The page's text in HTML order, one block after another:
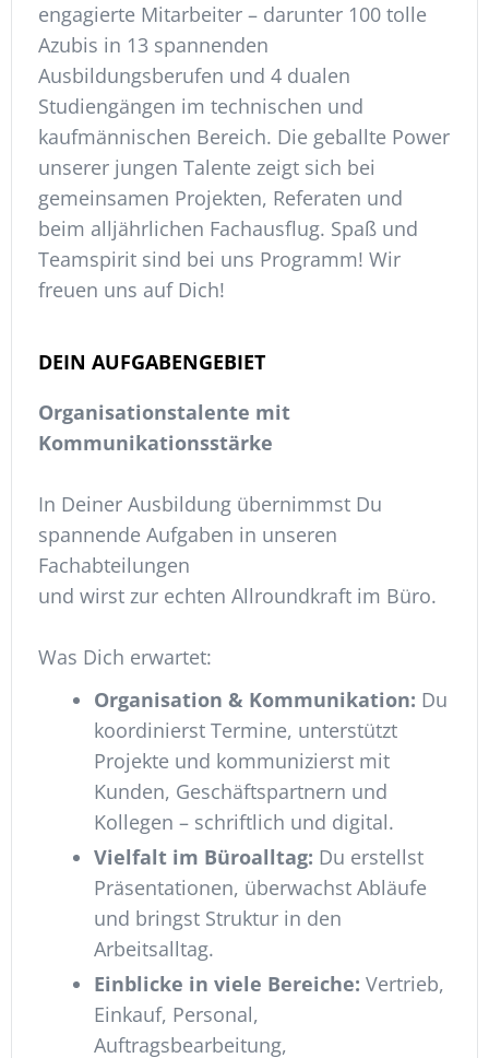
engagierte Mitarbeiter – darunter 100 tolle
Azubis in 13 spannenden
Ausbildungsberufen und 4 dualen
Studiengängen im technischen und
kaufmännischen Bereich. Die geballte Power
unserer jungen Talente zeigt sich bei
gemeinsamen Projekten, Referaten und
beim alljährlichen Fachausflug. Spaß und
Teamspirit sind bei uns Programm! Wir
freuen uns auf Dich!
DEIN AUFGABENGEBIET
Organisationstalente mit
Kommunikationsstärke
In Deiner Ausbildung übernimmst Du
spannende Aufgaben in unseren
Fachabteilungen
und wirst zur echten Allroundkraft im Büro.
Was Dich erwartet:
Organisation & Kommunikation: Du
koordinierst Termine, unterstützt
Projekte und kommunizierst mit
Kunden, Geschäftspartnern und
Kollegen – schriftlich und digital.
Vielfalt im Büroalltag: Du erstellst
Präsentationen, überwachst Abläufe
und bringst Struktur in den
Arbeitsalltag.
Einblicke in viele Bereiche: Vertrieb,
Einkauf, Personal,
Auftragsbearbeitung,